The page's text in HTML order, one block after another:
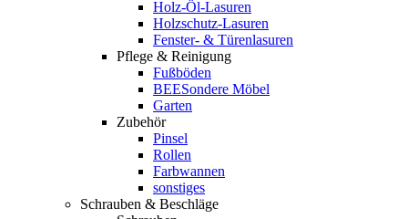
Holz-Öl-Lasuren
Holzschutz-Lasuren
Fenster- & Türenlasuren
Pflege & Reinigung
Fußböden
BEESondere Möbel
Garten
Zubehör
Pinsel
Rollen
Farbwannen
sonstiges
Schrauben & Beschläge